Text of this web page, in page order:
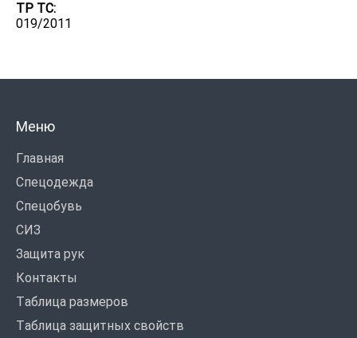
ТР ТС:
019/2011
Меню
Главная
Спецодежда
Спецобувь
СИЗ
Защита рук
Контакты
Таблица размеров
Таблица защитных свойств